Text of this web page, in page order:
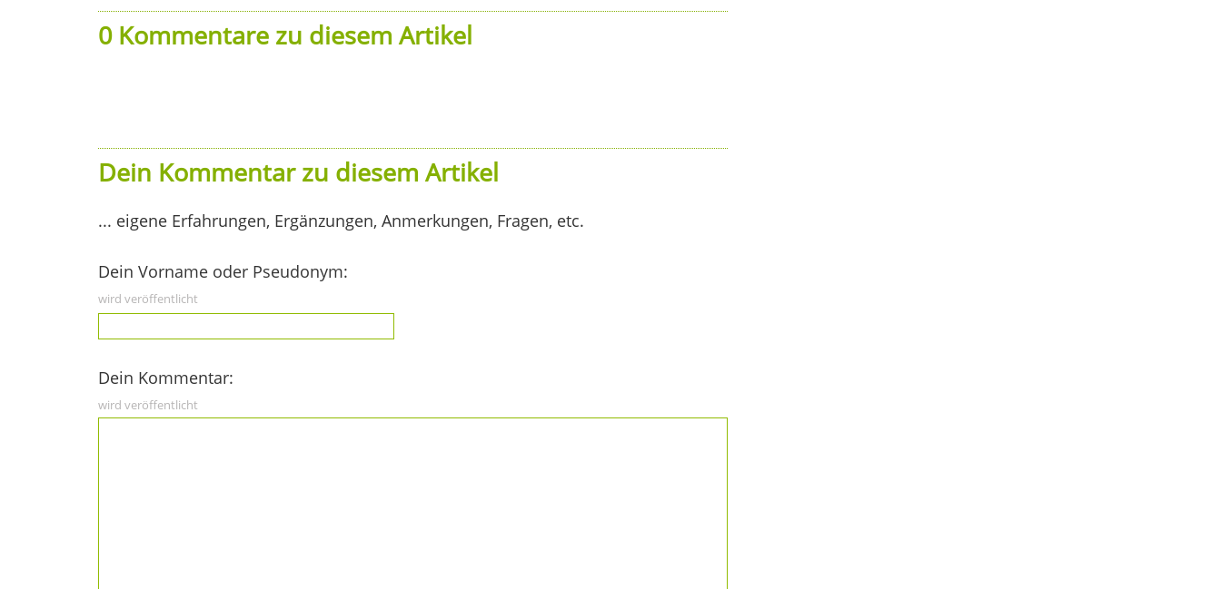
0 Kommentare zu diesem Artikel
Dein Kommentar zu diesem Artikel
... eigene Erfahrungen, Ergänzungen, Anmerkungen, Fragen, etc.
Dein Vorname oder Pseudonym:
wird veröffentlicht
Dein Kommentar:
wird veröffentlicht